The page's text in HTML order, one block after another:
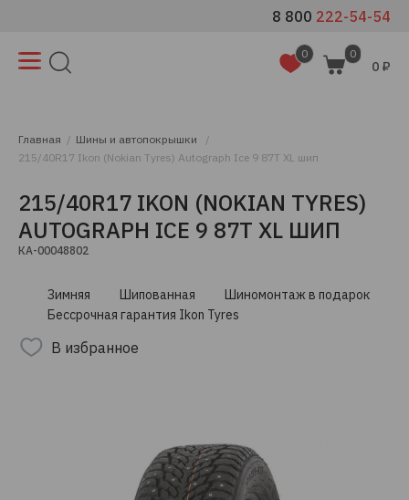
8 800 222-54-54
0 0
0 ₽
Главная
Шины и автопокрышки
215/40R17 Ikon (Nokian Tyres) Autograph Ice 9 87T XL шип
215/40R17 IKON (NOKIAN TYRES)
AUTOGRAPH ICE 9 87T XL ШИП
КА-00048802
Зимняя Шипованная
Шиномонтаж в подарок
Бессрочная гарантия Ikon Tyres
В избранное